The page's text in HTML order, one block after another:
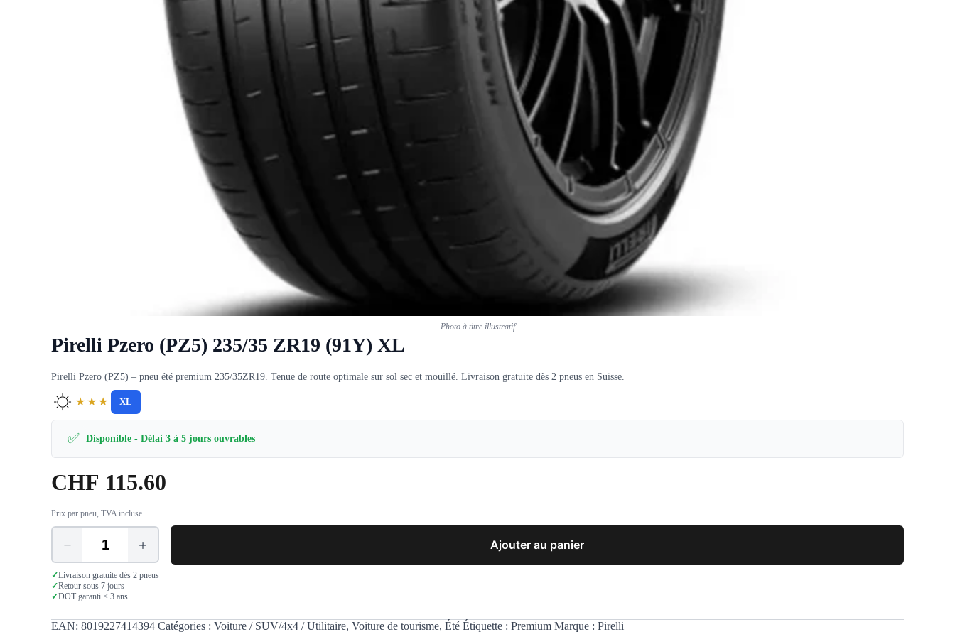
Photo à titre illustratif
Pirelli Pzero (PZ5) 235/35 ZR19 (91Y) XL
Pirelli Pzero (PZ5) – pneu été premium 235/35ZR19. Tenue de route optimale sur sol sec et mouillé. Livraison gratuite dès 2 pneus en Suisse.
★★★ XL
✅ Disponible - Délai 3 à 5 jours ouvrables
CHF 115.60
Prix par pneu, TVA incluse
quantité
de
Pirelli
Pzero
(PZ5)
ZR19
Ajouter au panier
✓Livraison gratuite dès 2 pneus
✓Retour sous 7 jours
✓DOT garanti < 3 ans
EAN: 8019227414394 Catégories : Voiture / SUV/4x4 / Utilitaire, Voiture de tourisme, Été Étiquette : Premium Marque : Pirelli